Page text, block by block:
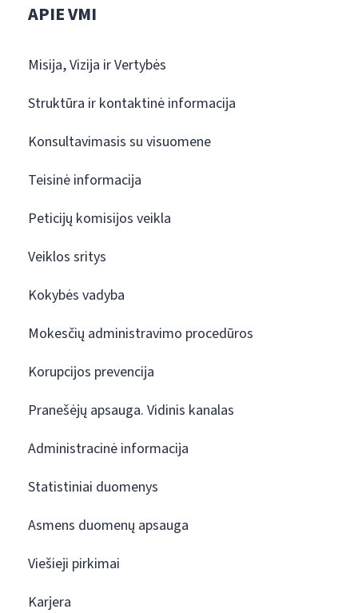
APIE VMI
Misija, Vizija ir Vertybės
Struktūra ir kontaktinė informacija
Konsultavimasis su visuomene
Teisinė informacija
Peticijų komisijos veikla
Veiklos sritys
Kokybės vadyba
Mokesčių administravimo procedūros
Korupcijos prevencija
Pranešėjų apsauga. Vidinis kanalas
Administracinė informacija
Statistiniai duomenys
Asmens duomenų apsauga
Viešieji pirkimai
Karjera